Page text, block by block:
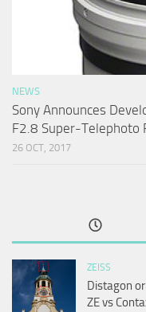
NEWS
Sony Announces
F2.8 Super-Telephoto
26 OCT, 2017
ZEISS
Distagon
ZE vs